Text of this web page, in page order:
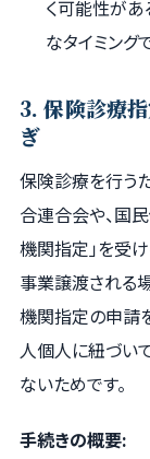
く可能性があ
なタイミング
3. 保険診療
ぎ
保険診療を行う
合連合会や、国
機関指定」を受
事業譲渡される
機関指定の申請
人個人に紐づい
ないためです。
手続きの概要: